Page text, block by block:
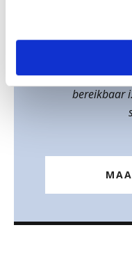
buiten
aan
*Zaterdagen
bereikbaar